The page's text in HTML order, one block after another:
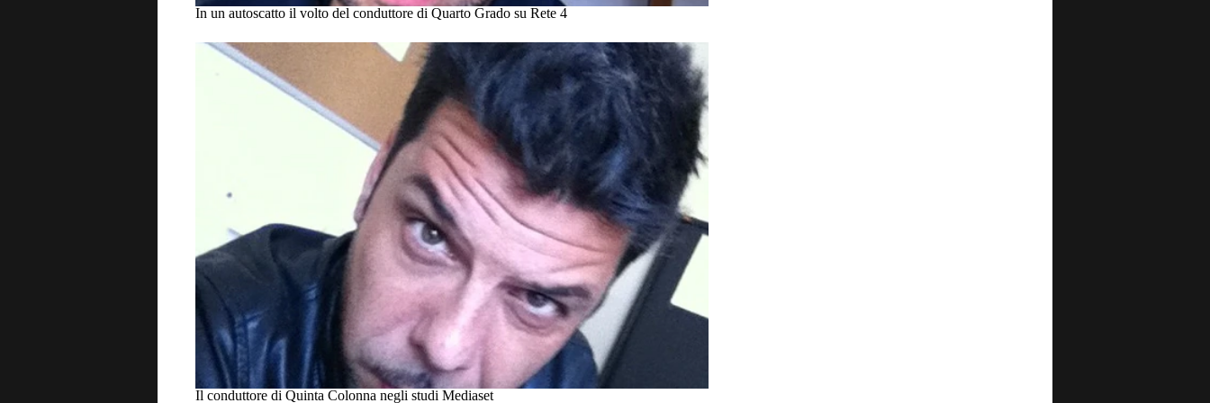
In un autoscatto il volto del conduttore di Quarto Grado su Rete 4
Il conduttore di Quinta Colonna negli studi Mediaset